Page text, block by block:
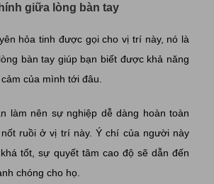
giữa lòng bàn tay
hỏa tinh được gọi cho vị trí này, nó là
bàn tay giúp bạn biết được khả năng
của mình tới đâu.
làm nên sự nghiệp dễ dàng hoàn toàn
ruồi ở vị trí này. Ý chí của người này
tốt, sự quyết tâm cao độ sẽ dẫn đến
chóng cho họ.